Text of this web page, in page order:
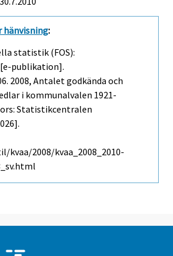
:
statistik (FOS):
publikation].
2008, Antalet godkända och
i kommunalvalen 1921-
Statistikcentralen
2008/kvaa_2008_2010-